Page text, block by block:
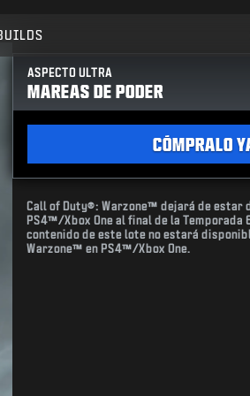
ASPECTO ULTRA
MAREAS DE PODER
CÓMPRALO
Call of Duty®: Warzone™ dejará de estar
PS4™/Xbox One al final de la Temporada
contenido de este lote no estará
Warzone™ en PS4™/Xbox One.